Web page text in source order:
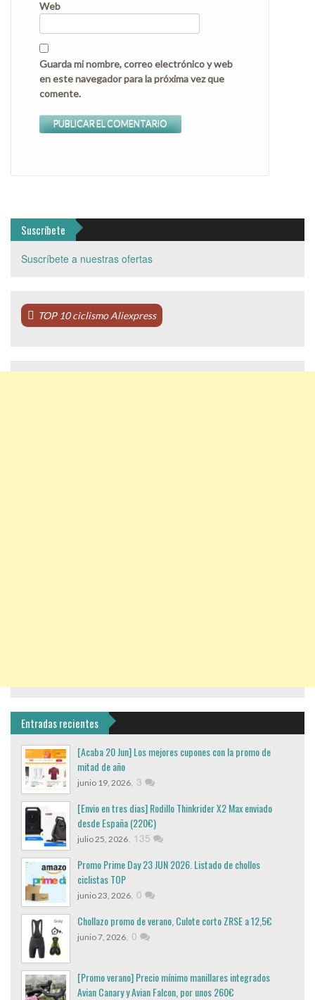
Web
Guarda mi nombre, correo electrónico y web
en este navegador para la próxima vez que
comente.
Suscríbete
Suscríbete a nuestras ofertas
TOP 10 ciclismo Aliexpress
Entradas recientes
[Acaba 20 Jun] Los mejores cupones con la promo de
mitad de año
junio 19, 2026, 3
[Envio en tres dias] Rodillo Thinkrider X2 Max enviado
desde España (220€)
julio 25, 2026, 135
Promo Prime Day 23 JUN 2026. Listado de chollos
ciclistas TOP
junio 23, 2026, 0
Chollazo promo de verano, Culote corto ZRSE a 12,5€
junio 7, 2026, 0
[Promo verano] Precio mínimo manillares integrados
Avian Canary y Avian Falcon, por unos 260€